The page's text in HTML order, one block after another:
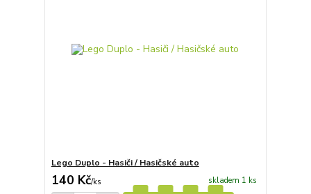
Lego Duplo - Hasiči / Hasičské auto
140 Kč/ks skladem 1 ks